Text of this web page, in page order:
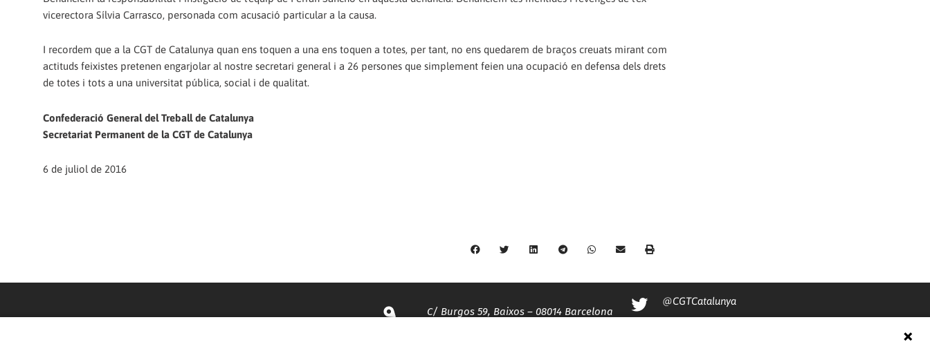
vicerectora Sílvia Carrasco, personada com acusació particular a la causa.
I recordem que a la CGT de Catalunya quan ens toquen a una ens toquen a totes, per tant, no ens quedarem de braços creuats mirant com
actituds feixistes pretenen engarjolar al nostre secretari general i a 26 persones que simplement feien una ocupació en defensa dels drets
de totes i tots a una universitat pública, social i de qualitat.
Confederació General del Treball de Catalunya
Secretariat Permanent de la CGT de Catalunya
6 de juliol de 2016
C/ Burgos 59, Baixos – 08014 Barcelona
@CGTCatalunya